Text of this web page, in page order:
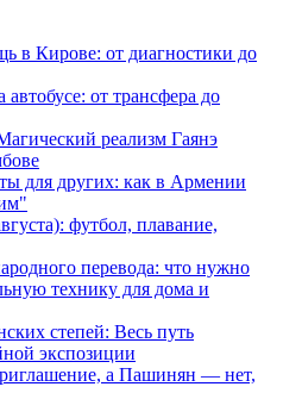
в Кирове: от диагностики до
от трансфера до
реализм Гаянэ
для других: как в Армении
футбол, плавание,
перевода: что нужно
технику для дома и
степей: Весь путь
экспозиции
а Пашинян — нет,